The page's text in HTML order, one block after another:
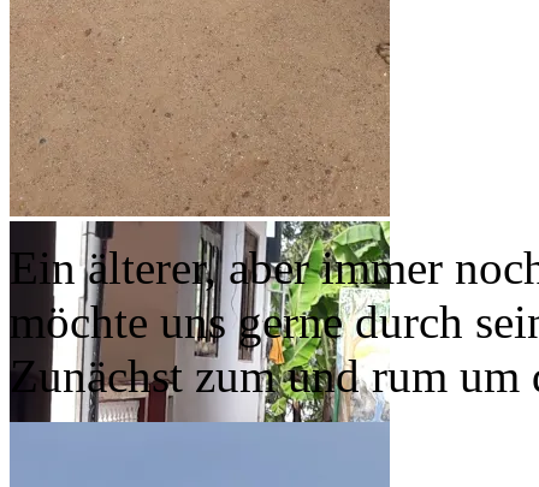
Ein älterer, aber immer
möchte uns gerne durch
Zunächst zum und rum um